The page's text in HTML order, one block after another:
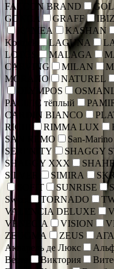
FALCON BRAND
GONCA
GRAFF
KAMEA
KASHAN
Kortriek
LAGUNA
LOTOS
MALAGA
CARVING
MILAN
MORANO
NATUREL
OLYMPOS
PACIFIC тёплый
CARDIN BIANCO
RICHI
RIMMA LUX
SAN REMO
San-Marino
SERENITY
SHAGGY
SHAGGY XXX
SILVER
SIMIRA
SOFIT
SUNRISE
Sweet
TORNADO
VALENCIA DELUXE
VENECIA
VISION
ZEUGMA
ZEUS
Акварель де Люкс
Веста
Виктория